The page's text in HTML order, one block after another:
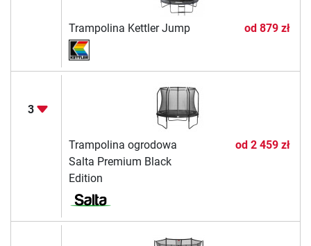
Trampolina Kettler Jump od 879 zł
3
Trampolina ogrodowa
Salta Premium Black
Edition
od 2 459 zł